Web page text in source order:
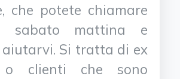
che potete chiamare
sabato mattina e
Si tratta di ex
o clienti che sono